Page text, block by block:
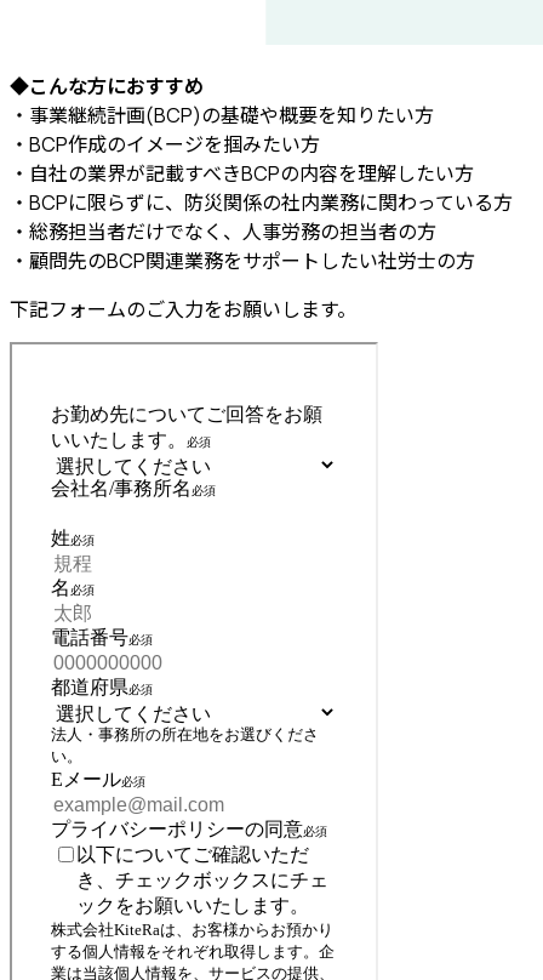
◆こんな方におすすめ
・事業継続計画(BCP)の基礎や概要を知りたい方
・BCP作成のイメージを掴みたい方
・自社の業界が記載すべきBCPの内容を理解したい方
・BCPに限らずに、防災関係の社内業務に関わっている方
・総務担当者だけでなく、人事労務の担当者の方
・顧問先のBCP関連業務をサポートしたい社労士の方
下記フォームのご入力をお願いします。